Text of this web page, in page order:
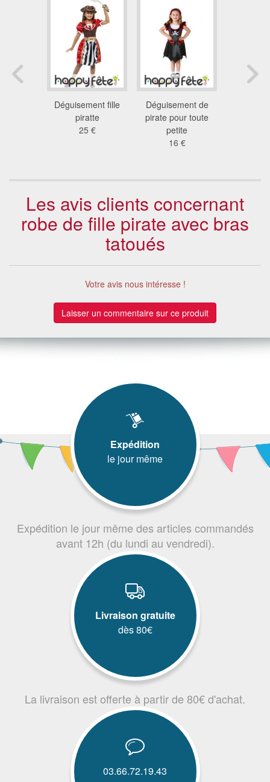
Déguisement fille
piratte
25 €
Déguisement de
pirate pour toute
petite
16 €
Les avis clients concernant
robe de fille pirate avec bras
tatoués
Votre avis nous intéresse !
Laisser un commentaire sur ce produit
Expédition
le jour même
Expédition le jour même des articles commandés
avant 12h (du lundi au vendredi).
Livraison gratuite
dès 80€
La livraison est offerte à partir de 80€ d'achat.
03.66.72.19.43